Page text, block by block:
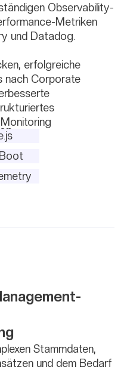
Observability-
Metriken
und Datadog.
erfolgreiche
nach Corporate
Stammdaten,
und dem Bedarf